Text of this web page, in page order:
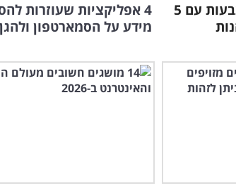
אתגרו את המוח והאצבעות עם 5
4 אפליקציות שעוזרות
מידע על הסמארטפון